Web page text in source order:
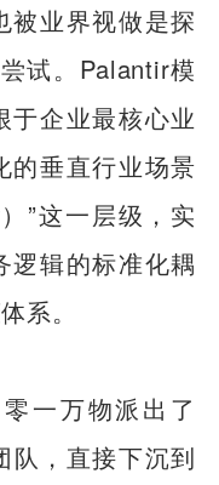
被业界视做是探
试。Palantir模
于企业最核心业
的垂直行业场景
”这一层级，实
逻辑的标准化耦
系。
一万物派出了
队，直接下沉到